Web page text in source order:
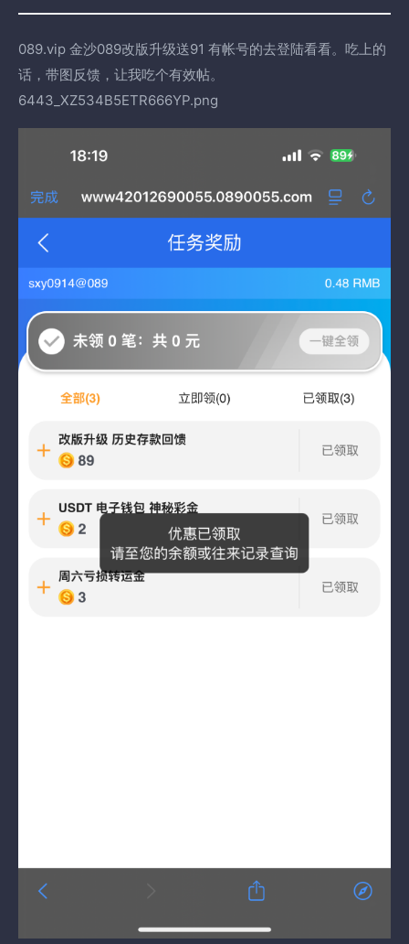
089.vip 金沙089改版升级送91 有帐号的去登陆看看。吃上的
话，带图反馈，让我吃个有效帖。
6443_XZ534B5ETR666YP.png